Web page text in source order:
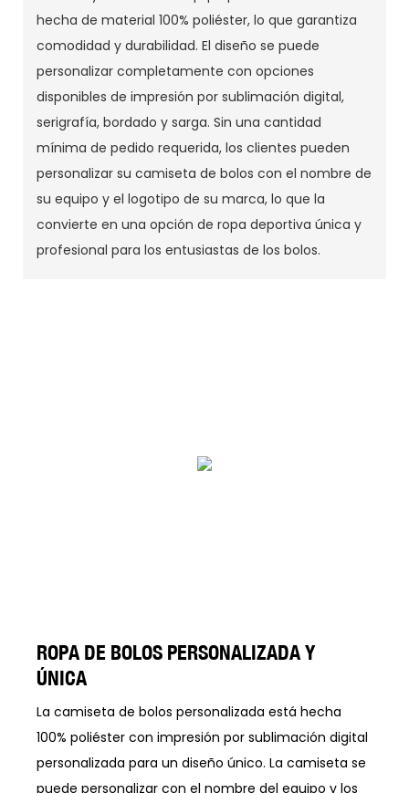
hecha de material 100% poliéster, lo que garantiza
comodidad y durabilidad. El diseño se puede
personalizar completamente con opciones
disponibles de impresión por sublimación digital,
serigrafía, bordado y sarga. Sin una cantidad
mínima de pedido requerida, los clientes pueden
personalizar su camiseta de bolos con el nombre de
su equipo y el logotipo de su marca, lo que la
convierte en una opción de ropa deportiva única y
profesional para los entusiastas de los bolos.
ROPA DE BOLOS PERSONALIZADA Y
ÚNICA
La camiseta de bolos personalizada está hecha
100% poliéster con impresión por sublimación digital
personalizada para un diseño único. La camiseta se
puede personalizar con el nombre del equipo y los